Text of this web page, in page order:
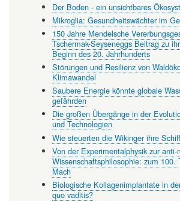
Der Boden - ein unsichtbares
Mikroglia: Gesundheitswächter im
150 Jahre Mendelsche
Tschermak-Seyseneggs Beitrag zu
Beginn des 20. Jahrhunderts
Störungen und Resilienz von
Klimawandel
Saubere Energie könnte globale
gefährden
Die großen Übergänge in der
und Technologien
Wie steuerten die Wikinger ihre
Von der Experimentalphysik zur anti-
Wissenschaftsphilosophie: zum 100.
Mach
Biologische Kollagenimplantate in
quo vaditis?